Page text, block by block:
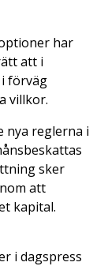
har
att i
förväg
villkor.
nya reglerna i
sker
att
kapital.
i dagspress